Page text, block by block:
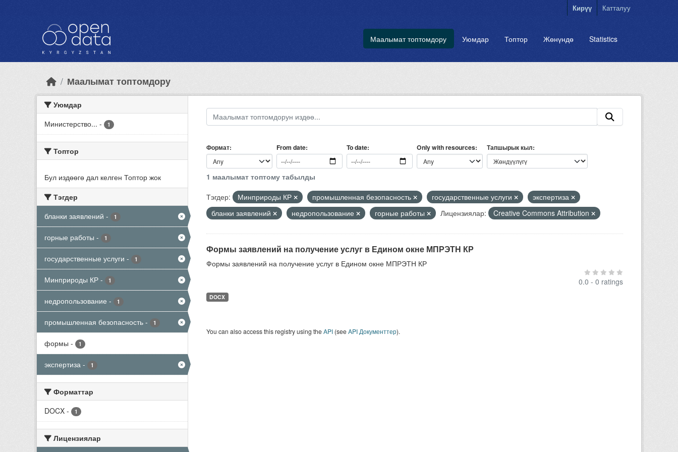
Кирүү Катталуу
Маалымат топтомдору Уюмдар Топтор Жөнүндө Statistics
Маалымат топтомдору
Уюмдар
Министерство... - 1
Топтор
Бул издөөгө дал келген Топтор жок
Тэгдер
бланки заявлений - 1
горные работы - 1
государственные услуги - 1
Минприроды КР - 1
недропользование - 1
промышленная безопасность - 1
формы - 1
экспертиза - 1
Форматтар
DOCX - 1
Лицензиялар
Формат From date To date Only with resources Тапшырык кыл
1 маалымат топтому табылды
Тэгдер:
Минприроды КР промышленная безопасность государственные услуги
экспертиза
бланки заявлений
недропользование горные работы Лицензиялар: Creative Commons Attribution
Формы заявлений на получение услуг в Едином окне МПРЭТН КР
Формы заявлений на получение услуг в Едином окне МПРЭТН КР
0.0 - 0 ratings
DOCX
You can also access this registry using theAPI(seeAPI Документтер).